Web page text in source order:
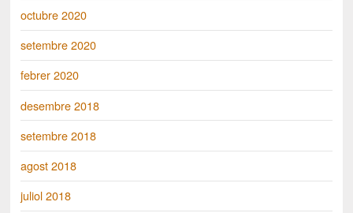
octubre 2020
setembre 2020
febrer 2020
desembre 2018
setembre 2018
agost 2018
juliol 2018